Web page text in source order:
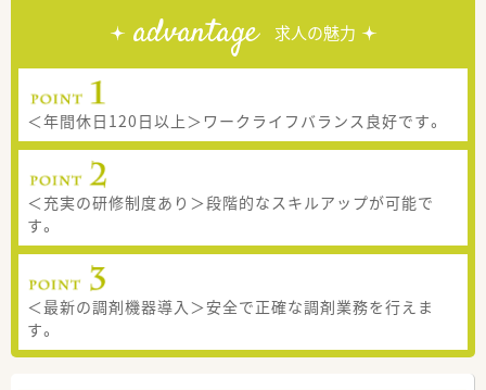
advantage 求人の魅力
＜年間休日120日以上＞ワークライフバランス良好です。
＜充実の研修制度あり＞段階的なスキルアップが可能で
す。
＜最新の調剤機器導入＞安全で正確な調剤業務を行えま
す。